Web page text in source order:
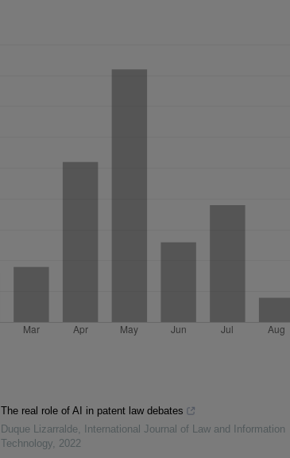
The real role of AI in patent law debates
Duque Lizarralde,
International Journal of Law and Information
Technology, 2022